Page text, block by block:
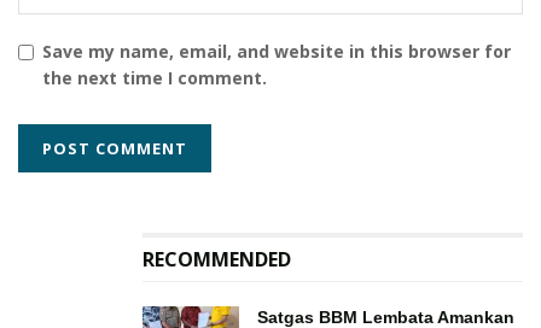
Save my name, email, and website in this browser for
the next time I comment.
RECOMMENDED
Satgas BBM Lembata Amankan